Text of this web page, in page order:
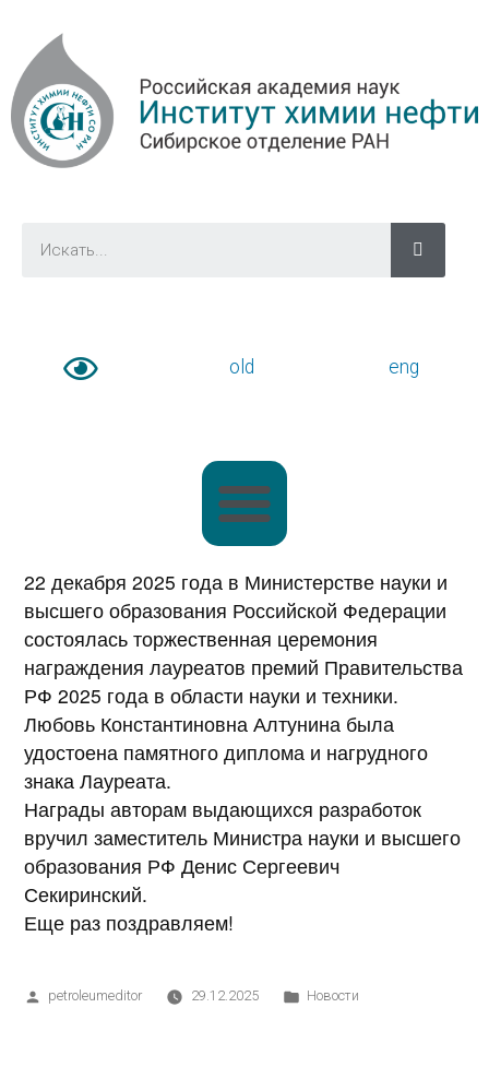
old eng
22 декабря 2025 года в Министерстве науки и
высшего образования Российской Федерации
состоялась торжественная церемония
награждения лауреатов премий Правительства
РФ 2025 года в области науки и техники.
Любовь Константиновна Алтунина была
удостоена памятного диплома и нагрудного
знака Лауреата.
Награды авторам выдающихся разработок
вручил заместитель Министра науки и высшего
образования РФ Денис Сергеевич
Секиринский.
Еще раз поздравляем!
petroleumeditor 29.12.2025 Новости